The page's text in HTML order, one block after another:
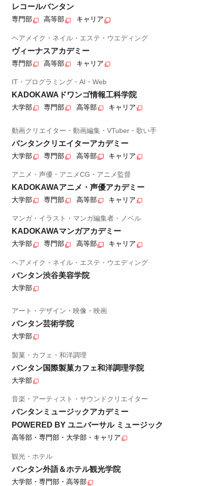
レコールバンタン
専門部 高等部 キャリア
ヘアメイク・ネイル・エステ・ウエディング
ヴィーナスアカデミー
専門部 高等部 キャリア
IT・プログラミング・AI・Web
KADOKAWAドワンゴ情報工科学院
大学部 専門部 高等部 キャリア
動画クリエイター・動画編集・VTuber・歌い手
バンタンクリエイターアカデミー
大学部 専門部 高等部 キャリア
アニメ・声優・アニメCG・アニメ監督
KADOKAWAアニメ・声優アカデミー
大学部 専門部 高等部 キャリア
マンガ・イラスト・マンガ編集者・ノベル
KADOKAWAマンガアカデミー
大学部 専門部 高等部 キャリア
ヘアメイク・ネイル・エステ・ウエディング
バンタン渋谷美容学院
大学部
アート・デザイン・映像・映画
バンタン芸術学院
大学部
製菓・カフェ・和洋調理
バンタン国際製菓カフェ和洋調理学院
大学部
音楽・アーティスト・サウンドクリエイター
バンタンミュージックアカデミー
POWERED BY ユニバーサル ミュージック
高等部・専門部・大学部・キャリア
観光・ホテル
バンタン外語＆ホテル観光学院
大学部・専門部・高等部